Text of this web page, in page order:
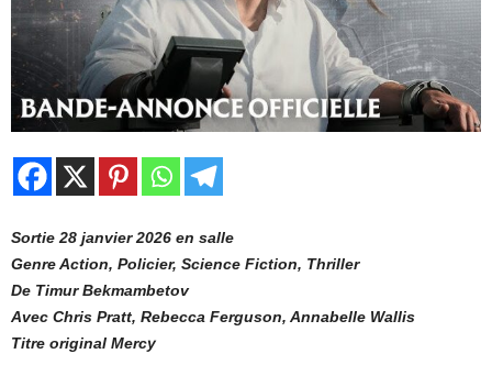
Sortie 28 janvier 2026 en salle
Genre Action, Policier, Science Fiction, Thriller
De Timur Bekmambetov
Avec Chris Pratt, Rebecca Ferguson, Annabelle Wallis
Titre original Mercy